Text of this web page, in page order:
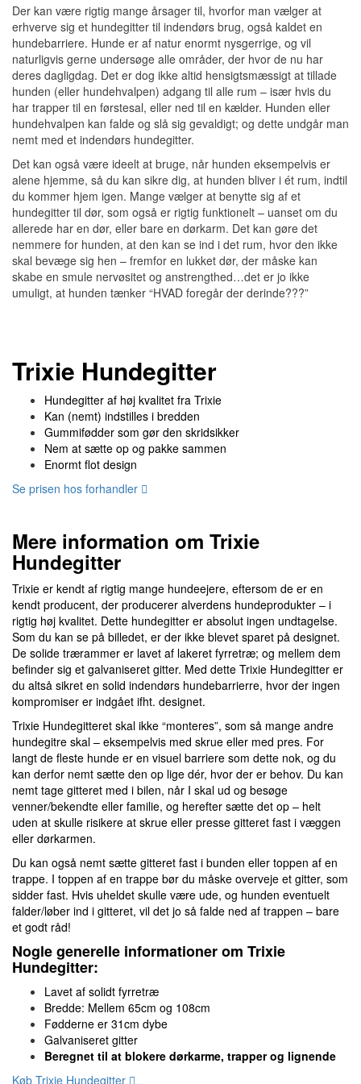
Der kan være rigtig mange årsager til, hvorfor man vælger at
erhverve sig et hundegitter til indendørs brug, også kaldet en
hundebarriere. Hunde er af natur enormt nysgerrige, og vil
naturligvis gerne undersøge alle områder, der hvor de nu har
deres dagligdag. Det er dog ikke altid hensigtsmæssigt at tillade
hunden (eller hundehvalpen) adgang til alle rum – især hvis du
har trapper til en førstesal, eller ned til en kælder. Hunden eller
hundehvalpen kan falde og slå sig gevaldigt; og dette undgår man
nemt med et indendørs hundegitter.
Det kan også være ideelt at bruge, når hunden eksempelvis er
alene hjemme, så du kan sikre dig, at hunden bliver i ét rum, indtil
du kommer hjem igen. Mange vælger at benytte sig af et
hundegitter til dør, som også er rigtig funktionelt – uanset om du
allerede har en dør, eller bare en dørkarm. Det kan gøre det
nemmere for hunden, at den kan se ind i det rum, hvor den ikke
skal bevæge sig hen – fremfor en lukket dør, der måske kan
skabe en smule nervøsitet og anstrengthed…det er jo ikke
umuligt, at hunden tænker “HVAD foregår der derinde???”
Trixie Hundegitter
Hundegitter af høj kvalitet fra Trixie
Kan (nemt) indstilles i bredden
Gummifødder som gør den skridsikker
Nem at sætte op og pakke sammen
Enormt flot design
Se prisen hos forhandler
Mere information om Trixie
Hundegitter
Trixie er kendt af rigtig mange hundeejere, eftersom de er en
kendt producent, der producerer alverdens hundeprodukter – i
rigtig høj kvalitet. Dette hundegitter er absolut ingen undtagelse.
Som du kan se på billedet, er der ikke blevet sparet på designet.
De solide trærammer er lavet af lakeret fyrretræ; og mellem dem
befinder sig et galvaniseret gitter. Med dette Trixie Hundegitter er
du altså sikret en solid indendørs hundebarrierre, hvor der ingen
kompromiser er indgået ifht. designet.
Trixie Hundegitteret skal ikke “monteres”, som så mange andre
hundegitre skal – eksempelvis med skrue eller med pres. For
langt de fleste hunde er en visuel barriere som dette nok, og du
kan derfor nemt sætte den op lige dér, hvor der er behov. Du kan
nemt tage gitteret med i bilen, når I skal ud og besøge
venner/bekendte eller familie, og herefter sætte det op – helt
uden at skulle risikere at skrue eller presse gitteret fast i væggen
eller dørkarmen.
Du kan også nemt sætte gitteret fast i bunden eller toppen af en
trappe. I toppen af en trappe bør du måske overveje et gitter, som
sidder fast. Hvis uheldet skulle være ude, og hunden eventuelt
falder/løber ind i gitteret, vil det jo så falde ned af trappen – bare
et godt råd!
Nogle generelle informationer om Trixie
Hundegitter:
Lavet af solidt fyrretræ
Bredde: Mellem 65cm og 108cm
Fødderne er 31cm dybe
Galvaniseret gitter
Beregnet til at blokere dørkarme, trapper og lignende
Køb Trixie Hundegitter